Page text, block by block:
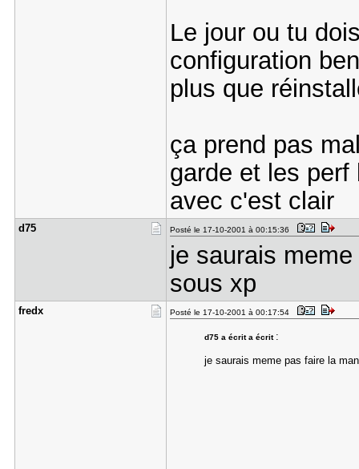
Le jour ou tu
configuration
plus que
ça prend pas
garde et les
avec c'est clair
d75 Posté le 17-10-2001 à 00:15:36
je saurais
sous xp
fredx Posté le 17-10-2001 à 00:17:54
d75 a écrit a écrit :
je saurais meme pas faire la